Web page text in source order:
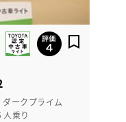
ークプライム
乗り